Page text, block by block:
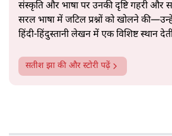
संस्कृति और भाषा पर उनकी दृष्टि गहरी
सरल भाषा में जटिल प्रश्नों को खोलने
हिंदी‑हिंदुस्तानी लेखन में एक विशिष्ट स्थान
सतीश झा की और स्टोरी पढ़ें